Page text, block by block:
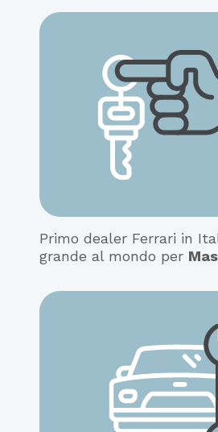
Primo dealer Ferrari in
grande al mondo per